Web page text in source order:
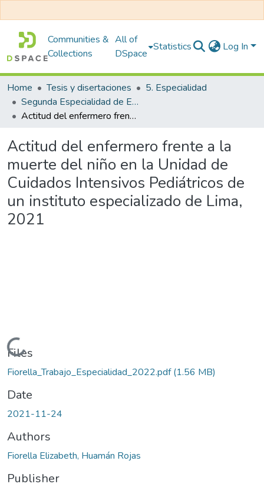
Communities &
Collections
All of
DSpace
Statistics Log In
Home Tesis y disertaciones
5. Especialidad
Segunda Especialidad de Enfermería en Cuidados Intensivos Pediátricos
Actitud del enfermero frente a la muerte del niño en la Unidad de Cuidados Intensivos Pediátricos de un instituto especializado de Lima, 2021
Actitud del enfermero frente a la
muerte del niño en la Unidad de
Cuidados Intensivos Pediátricos de
un instituto especializado de Lima,
2021
Loading...
Files
Fiorella_Trabajo_Especialidad_2022.pdf(1.56 MB)
Date
2021-11-24
Authors
Fiorella Elizabeth, Huamán Rojas
Publisher